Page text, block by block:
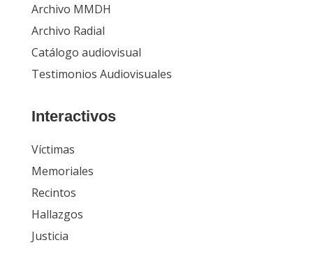
Archivo MMDH
Archivo Radial
Catálogo audiovisual
Testimonios Audiovisuales
Interactivos
Víctimas
Memoriales
Recintos
Hallazgos
Justicia